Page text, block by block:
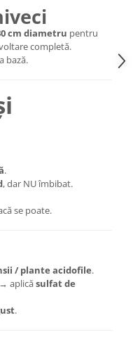
cm diametru pentru
completă.
bază.
.
, dar NU îmbibat.
se poate.
/ plante acidofile.
aplicăsulfat de
.